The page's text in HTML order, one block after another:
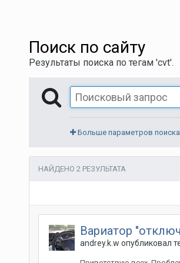
Поиск по сайту
Результаты поиска по тегам 'cvt'.
Больше параметров поиска
НАЙДЕНО 2 РЕЗУЛЬТАТА
Вариатор
andrey.k.w опубликовал